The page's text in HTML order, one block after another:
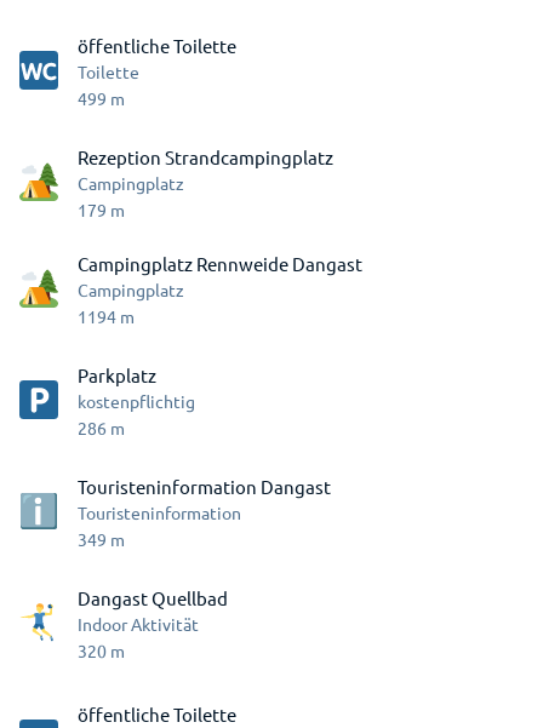
öffentliche Toilette
Toilette
499 m
Rezeption Strandcampingplatz
Campingplatz
179 m
Campingplatz Rennweide Dangast
Campingplatz
1194 m
Parkplatz
kostenpflichtig
286 m
Touristeninformation Dangast
Touristeninformation
349 m
Dangast Quellbad
Indoor Aktivität
320 m
öffentliche Toilette